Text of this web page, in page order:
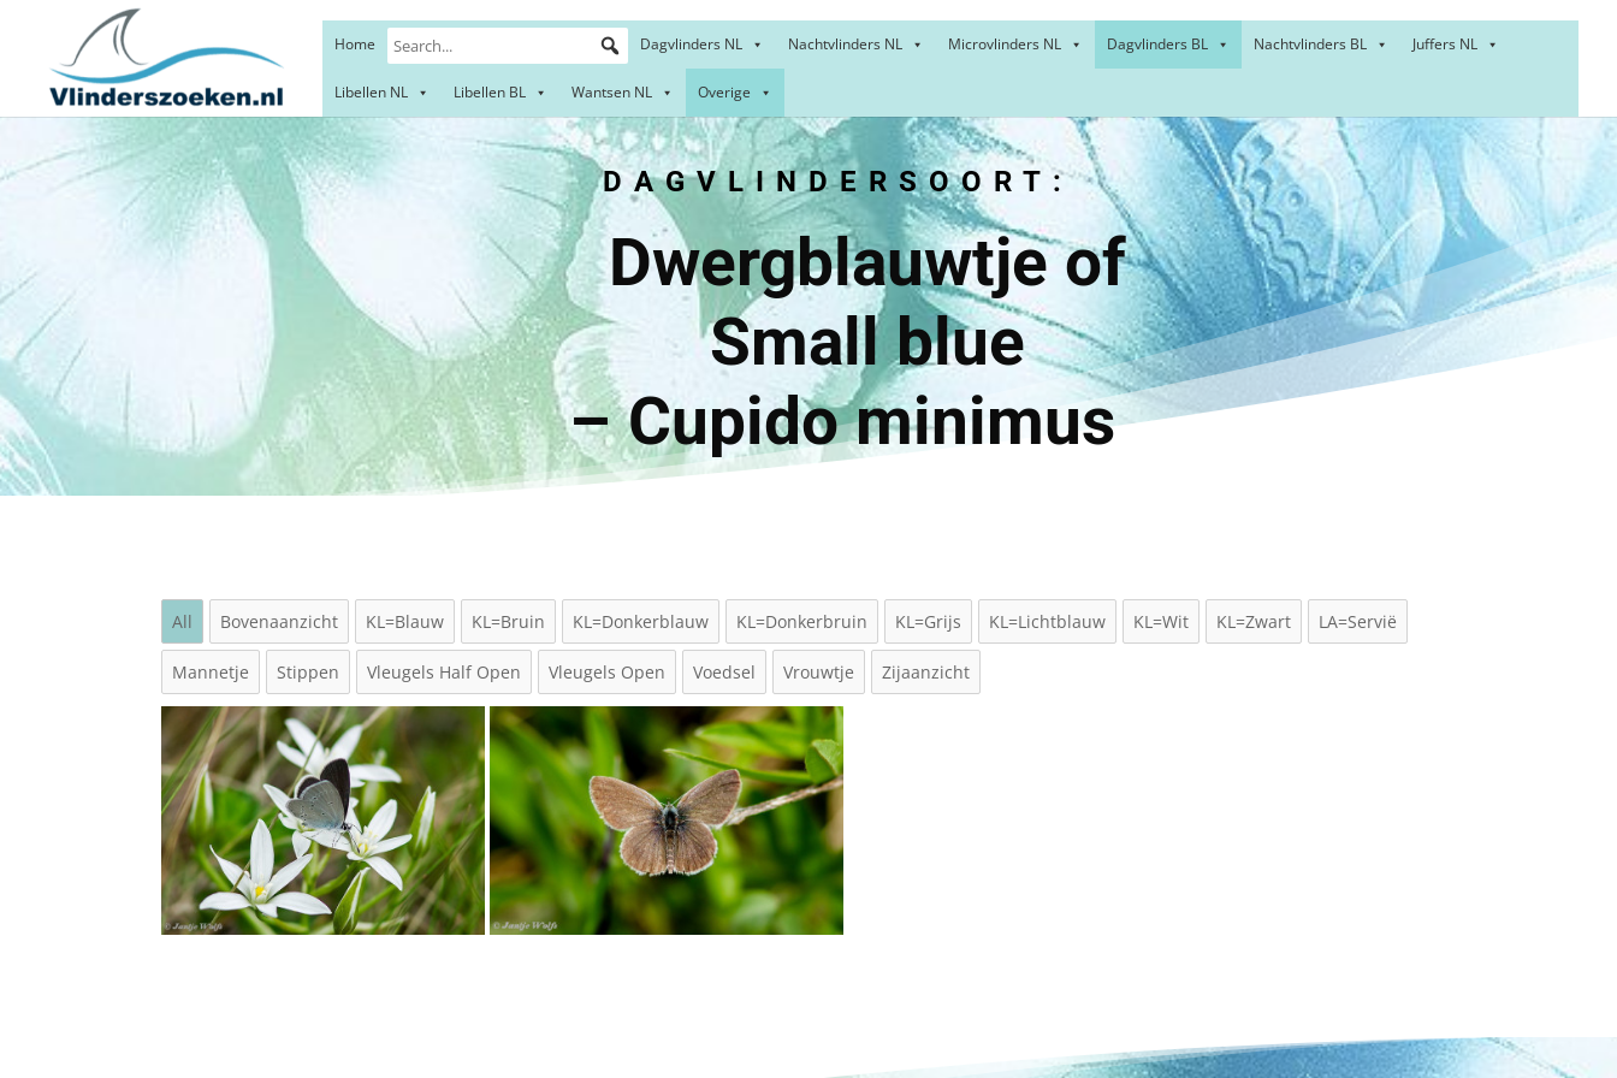
Home Dagvlinders NL Nachtvlinders NL Microvlinders NL Dagvlinders BL Nachtvlinders BL Juffers NL
Libellen NL Libellen BL Wantsen NL Overige
DAGVLINDERSOORT:
Dwergblauwtje of
Small blue
– Cupido minimus
All Bovenaanzicht KL=Blauw KL=Bruin KL=Donkerblauw KL=Donkerbruin KL=Grijs KL=Lichtblauw KL=Wit KL=Zwart LA=Servië
Mannetje Stippen Vleugels Half Open Vleugels Open Voedsel Vrouwtje Zijaanzicht